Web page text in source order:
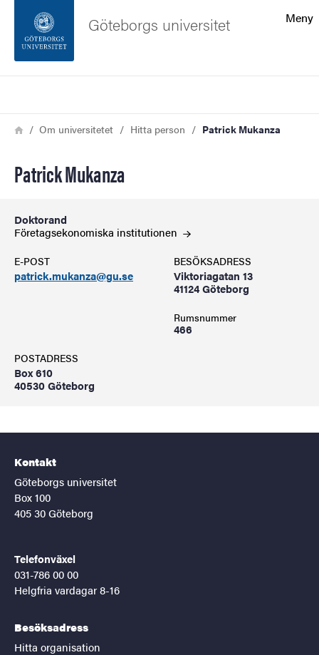
Sidfoten
Meny
Göteborgs universitet
Länkstig
HemOm universitetet Hitta person Patrick Mukanza
Patrick Mukanza
Doktorand
Företagsekonomiska institutionen
E-POST
patrick.mukanza@gu.se
BESÖKSADRESS
Viktoriagatan 13
41124 Göteborg
Rumsnummer
466
POSTADRESS
Box 610
40530 Göteborg
Kontakt
Göteborgs universitet
Box 100
405 30 Göteborg
Telefonväxel
031-786 00 00
Helgfria vardagar 8-16
Besöksadress
Hitta organisation